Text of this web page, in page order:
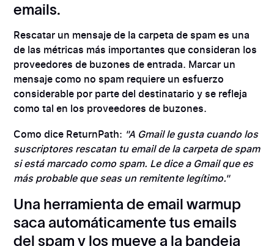
emails.
Rescatar un mensaje de la carpeta de spam es una
de las métricas más importantes que consideran los
proveedores de buzones de entrada. Marcar un
mensaje como no spam requiere un esfuerzo
considerable por parte del destinatario y se refleja
como tal en los proveedores de buzones.
Como dice ReturnPath: "A Gmail le gusta cuando los
suscriptores rescatan tu email de la carpeta de spam
si está marcado como spam. Le dice a Gmail que es
más probable que seas un remitente legítimo."
Una herramienta de email warmup
saca automáticamente tus emails
del spam y los mueve a la bandeja